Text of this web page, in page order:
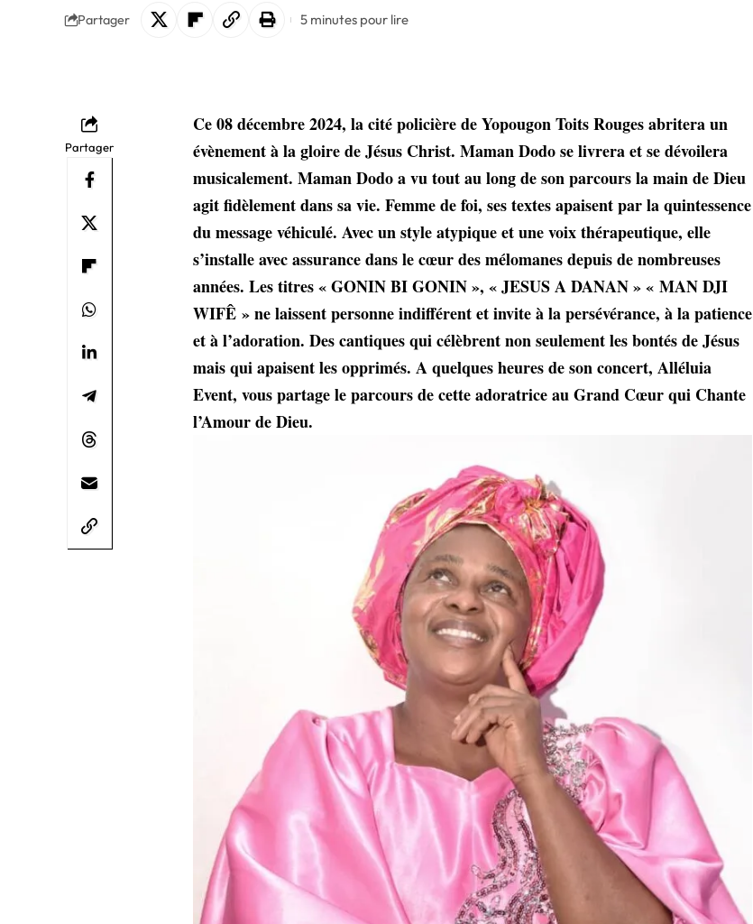
Partager 5 minutes pour lire
Partager
Ce 08 décembre 2024, la cité policière de Yopougon Toits Rougesabritera un
évènement à la gloire de Jésus Christ. Maman Dodo se livrera et se dévoilera
musicalement. Maman Dodo a vu tout au long de son parcours la main de Dieu
agit fidèlement dans sa vie. Femme de foi, ses textes apaisent par la quintessence
du message véhiculé. Avec un style atypique et une voix thérapeutique, elle
s’installe avec assurance dans le cœur des mélomanes depuis de nombreuses
années. Les titres « GONIN BI GONIN », « JESUS A DANAN » « MAN DJI
WIFÊ » ne laissent personne indifférent et invite à la persévérance, à la patience
et à l’adoration. Des cantiques qui célèbrent non seulement les bontés de Jésus
mais qui apaisent les opprimés. A quelques heures de son concert, Alléluia
Event, vous partage le parcours de cette adoratrice au Grand Cœur qui Chante
l’Amour de Dieu.